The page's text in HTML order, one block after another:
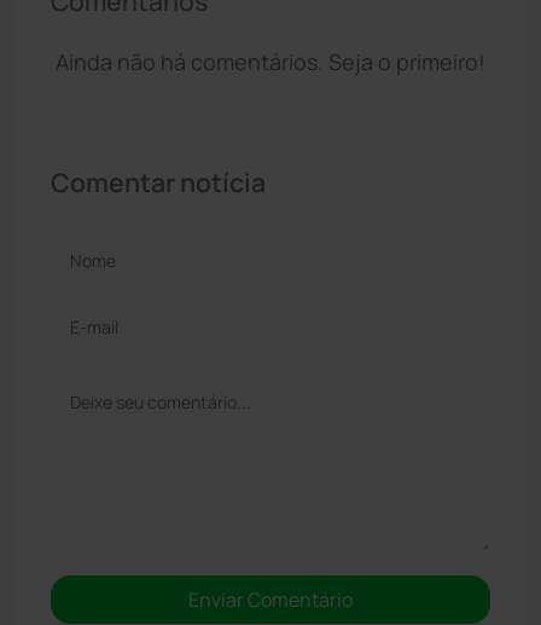
Ainda não há comentários. Seja o primeiro!
Comentar notícia